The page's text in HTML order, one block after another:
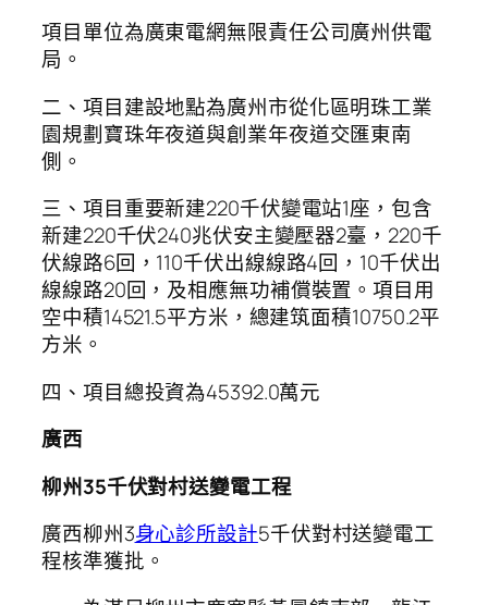
項目單位為廣東電網無限責任公司廣州供電
局。
二、項目建設地點為廣州市從化區明珠工業
園規劃寶珠年夜道與創業年夜道交匯東南
側。
三、項目重要新建220千伏變電站1座，包含
新建220千伏240兆伏安主變壓器2臺，220千
伏線路6回，110千伏出線線路4回，10千伏出
線線路20回，及相應無功補償裝置。項目用
空中積14521.5平方米，總建筑面積10750.2平
方米。
四、項目總投資為45392.0萬元
廣西
柳州35千伏對村送變電工程
廣西柳州3身心診所設計5千伏對村送變電工
程核準獲批。